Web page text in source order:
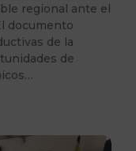
regional ante el
documento
de la
de